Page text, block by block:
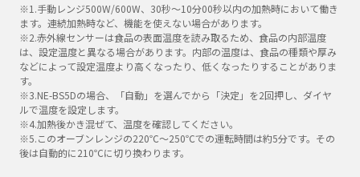
※1.手動レンジ500W/600W、30秒～10分00秒以内の加熱時において働き
ます。連続加熱時など、機能を使えない場合があります。
※2.赤外線センサーは食品の表面温度を読み取るため、食品の内部温度
は、設定温度と異なる場合があります。内部の温度は、食品の種類や厚み
などによって設定温度より高くなったり、低くなったりすることがありま
す。
※3.NE-BS5Dの場合、「自動」を選んでから「決定」を2回押し、ダイヤ
ルで温度を設定します。
※4.加熱後かき混ぜて、温度を確認してください。
※5.このオーブンレンジの220℃～250℃での運転時間は約5分です。その
後は自動的に210℃に切り換わります。